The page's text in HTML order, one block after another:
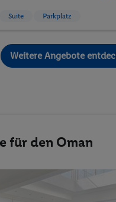
Suite Parkplatz
Weitere Angebote
für den Oman